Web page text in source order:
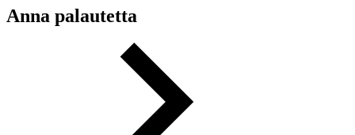
Anna palautetta